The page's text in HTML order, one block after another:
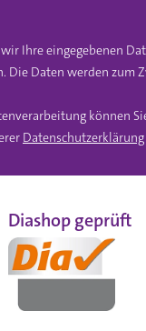
Ihre eingegebenen
Die Daten werden
können
Datenschutzerklärung
Diashop geprüft